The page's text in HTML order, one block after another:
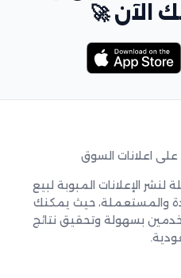
الآن 🚀
على اعلانات السوق
الإعلانات المبوبة لبيع
والمستعملة، حيث يمكنك
بسهولة وتحقيق نتائج